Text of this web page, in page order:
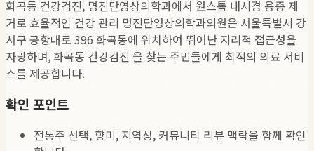
화곡동 건강검진, 명진단영상의학과에서 원스톱 내시경 용종 제
거로 효율적인 건강 관리 명진단영상의학과의원은 서울특별시 강
서구 공항대로 396 화곡동에 위치하여 뛰어난 지리적 접근성을
자랑하며, 화곡동 건강검진 을 찾는 주민들에게 최적의 의료 서비
스를 제공합니다.
확인 포인트
전통주 선택, 향미, 지역성, 커뮤니티 리뷰 맥락을 함께 확인